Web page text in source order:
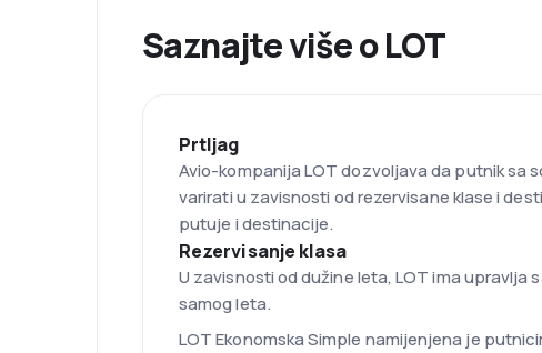
Saznajte više o LOT
Prtljag
Avio-kompanija LOT dozvoljava da putnik sa
varirati u zavisnosti od rezervisane klase i
putuje i destinacije.
Rezervisanje klasa
U zavisnosti od dužine leta, LOT ima upravlja
samog leta.
LOT Ekonomska Simple namijenjena je